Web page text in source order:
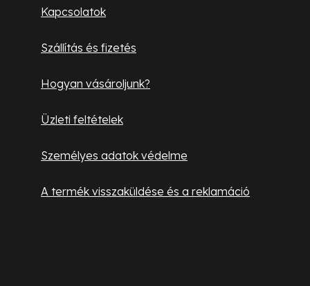
Kapcsolatok
Szállítás és fizetés
Hogyan vásároljunk?
Üzleti feltételek
Személyes adatok védelme
A termék visszaküldése és a reklamáció